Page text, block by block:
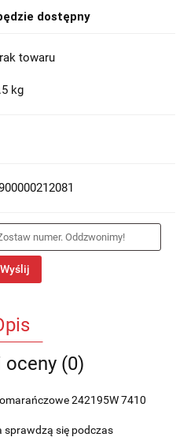
dostępny
towaru
kg
Wyślij
oceny (0)
242195W 7410
sprawdzą się podczas